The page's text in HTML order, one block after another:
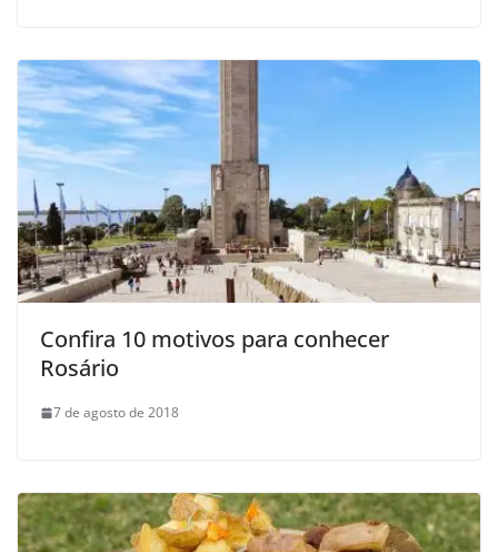
Confira 10 motivos para conhecer
Rosário
7 de agosto de 2018